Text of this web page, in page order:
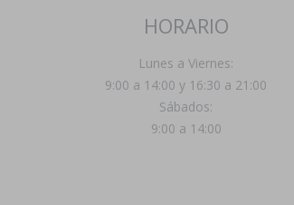
HORARIO
Lunes a Viernes:
9:00 a 14:00 y 16:30 a 21:00
Sábados:
9:00 a 14:00